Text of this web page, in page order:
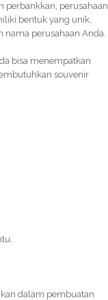
perbankkan, perusahaan
bentuk yang unik,
nama perusahaan Anda.
bisa menempatkan
souvenir
dalam pembuatan